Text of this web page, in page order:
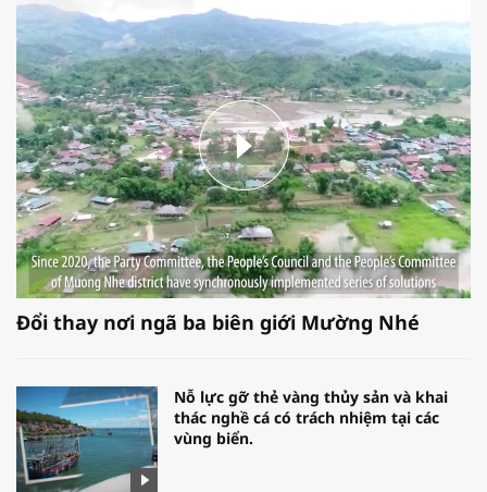
Đổi thay nơi ngã ba biên giới Mường Nhé
Nỗ lực gỡ thẻ vàng thủy sản và khai
thác nghề cá có trách nhiệm tại các
vùng biển.